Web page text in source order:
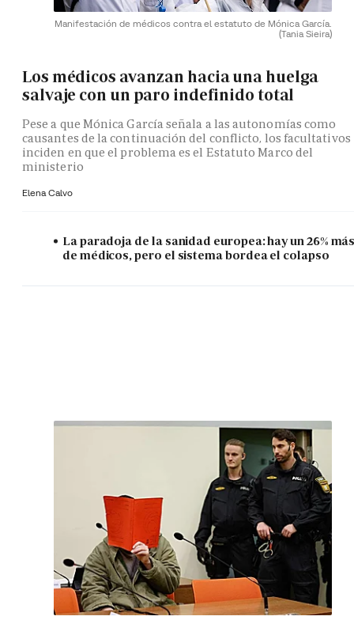
Manifestación de médicos contra el estatuto de Mónica García.
(Tania Sieira)
Los médicos avanzan hacia una huelga
salvaje con un paro indefinido total
Pese a que Mónica García señala a las autonomías como
causantes de la continuación del conflicto, los facultativos
inciden en que el problema es el Estatuto Marco del
ministerio
Elena Calvo
La paradoja de la sanidad europea: hay un 26%
de médicos, pero el sistema bordea el colapso